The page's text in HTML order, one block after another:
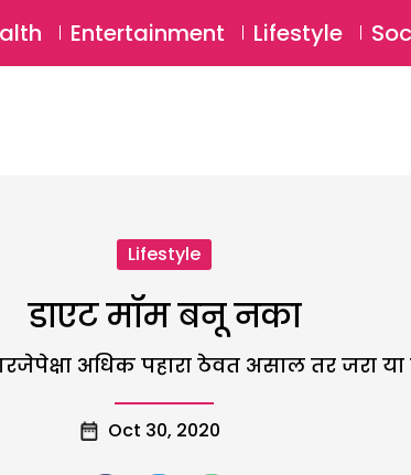
Entertainment Lifestyle
Lifestyle
डाएट मॉम बनू नका
अधिक पहारा ठेवत असाल तर जरा या
Oct 30, 2020